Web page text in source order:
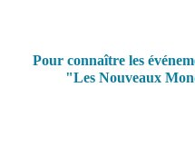
Pour connaître les
"Les Nouveaux